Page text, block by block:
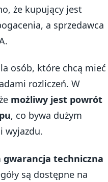
że kupujący jest
a sprzedawca
osób, które chcą mieć
rozliczeń. W
możliwy jest powrót
, co bywa dużym
wyjazdu.
gwarancja techniczna
są dostępne na